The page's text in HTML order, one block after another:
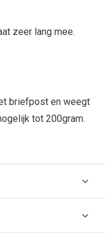
zeer lang mee.
briefpost en weegt
tot 200gram.